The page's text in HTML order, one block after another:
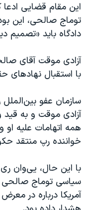
این مقام قضایی ادعا
توماج صالحی، این
دادگاه باید «تصمیم
آزادی موقت آقای
با استقبال
آزادی موقت و به قید
همه اتهامات علیه او
خواننده رپ منتقد
با این حال، یی‌وان
سیاسی توماج صالحی
آمریکا درباره در